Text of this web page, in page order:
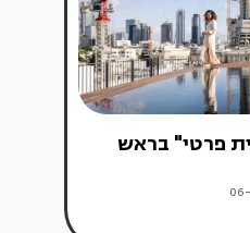
ה-18: "בית פרטי" בראש